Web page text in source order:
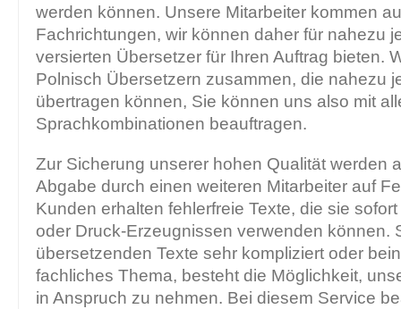
werden können. Unsere Mitarbeiter kommen
Fachrichtungen, wir können daher für nahezu
versierten Übersetzer für Ihren Auftrag bieten.
Polnisch Übersetzern zusammen, die nahezu
übertragen können, Sie können uns also mit
Sprachkombinationen beauftragen.
Zur Sicherung unserer hohen Qualität werden
Abgabe durch einen weiteren Mitarbeiter auf
Kunden erhalten fehlerfreie Texte, die sie
oder Druck-Erzeugnissen verwenden können.
übersetzenden Texte sehr kompliziert oder
fachliches Thema, besteht die Möglichkeit,
in Anspruch zu nehmen. Bei diesem Service